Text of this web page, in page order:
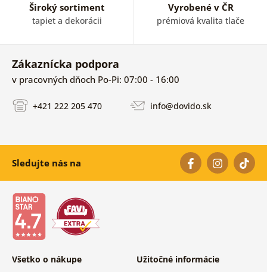
Široký sortiment
tapiet a dekorácii
Vyrobené v ČR
prémiová kvalita tlače
Zákaznícka podpora
v pracovných dňoch Po-Pi: 07:00 - 16:00
+421 222 205 470 info@dovido.sk
Sledujte nás na
Všetko o nákupe Užitočné informácie